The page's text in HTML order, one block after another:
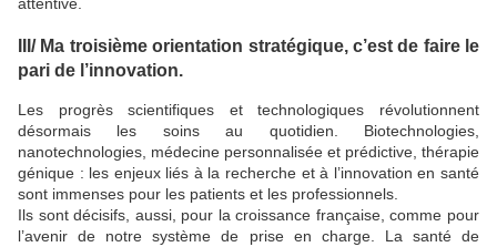
attentive.
III/ Ma troisième orientation stratégique, c’est de faire le
pari de l’innovation.
Les progrès scientifiques et technologiques révolutionnent
désormais les soins au quotidien. Biotechnologies,
nanotechnologies, médecine personnalisée et prédictive, thérapie
génique : les enjeux liés à la recherche et à l’innovation en santé
sont immenses pour les patients et les professionnels.
Ils sont décisifs, aussi, pour la croissance française, comme pour
l’avenir de notre système de prise en charge. La santé de